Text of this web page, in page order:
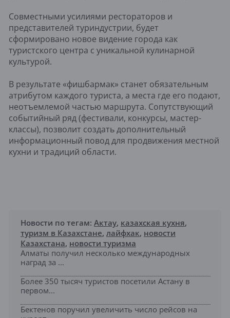
Совместными усилиями рестораторов и
представителей туриндустрии, будет
сформировано новое видение города как
туристского центра с уникальной кулинарной
культурой.
В результате «фишбармак» станет обязательным
атрибутом каждого туриста, а места где его подают,
неотъемлемой частью маршрута. Сопутствующий
событийный ряд (фестивали, конкурсы, мастер-
классы), позволит создать дополнительный
информационный повод для продвижения местной
кухни и традиций области.
Новости по тегам: Актау, казахская кухня,
туризм в Казахстане, лайфхак, новости
Казахстана, новости туризма
Алматы получил несколько международных
наград за ...
Более 350 тысяч туристов посетили Астану в
первом...
Бектенов поручил увеличить число рейсов на